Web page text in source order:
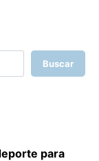
Buscar
para